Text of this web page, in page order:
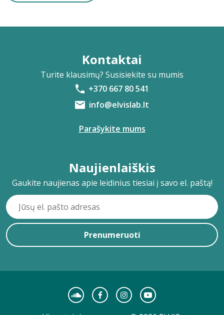
Kontaktai
Turite klausimų? Susisiekite su mumis
+370 667 80 541
info@elvislab.lt
Parašykite mums
Naujienlaiškis
Gaukite naujienas apie leidinius tiesiai į savo el. paštą!
Prenumeruoti